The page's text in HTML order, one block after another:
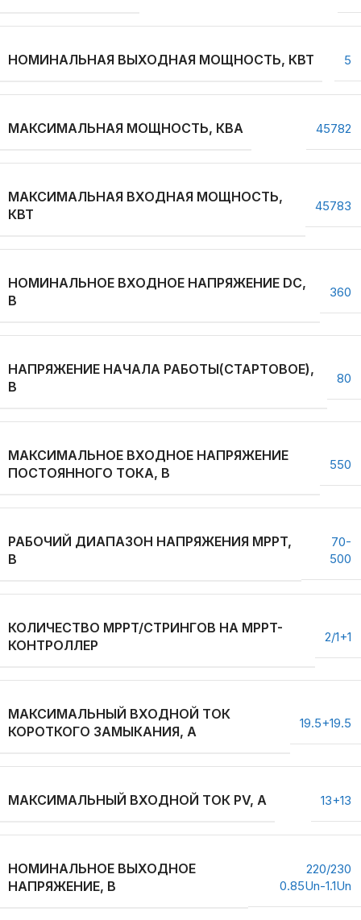
НОМИНАЛЬНАЯ ВЫХОДНАЯ МОЩНОСТЬ, КВТ 5
МАКСИМАЛЬНАЯ МОЩНОСТЬ, КВА 45782
МАКСИМАЛЬНАЯ ВХОДНАЯ МОЩНОСТЬ,
КВТ
45783
НОМИНАЛЬНОЕ ВХОДНОЕ НАПРЯЖЕНИЕ DC,
В
360
НАПРЯЖЕНИЕ НАЧАЛА РАБОТЫ(СТАРТОВОЕ),
В
80
МАКСИМАЛЬНОЕ ВХОДНОЕ НАПРЯЖЕНИЕ
ПОСТОЯННОГО ТОКА, В
550
РАБОЧИЙ ДИАПАЗОН НАПРЯЖЕНИЯ MPPT,
В
70-
500
КОЛИЧЕСТВО MPPT/СТРИНГОВ НА MPPT-
КОНТРОЛЛЕР
2/1+1
МАКСИМАЛЬНЫЙ ВХОДНОЙ ТОК
КОРОТКОГО ЗАМЫКАНИЯ, А
19.5+19.5
МАКСИМАЛЬНЫЙ ВХОДНОЙ ТОК PV, А 13+13
НОМИНАЛЬНОЕ ВЫХОДНОЕ
НАПРЯЖЕНИЕ, В
220/230
0.85Un-1.1Un